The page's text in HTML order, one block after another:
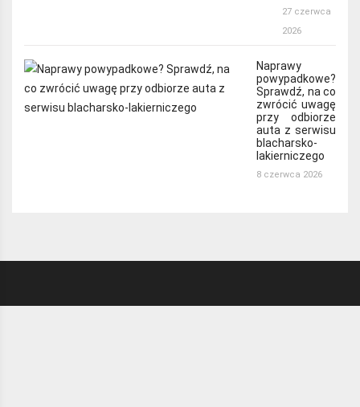
27 czerwca
2026
Naprawy
powypadkowe?
Sprawdź, na co
zwrócić uwagę
przy odbiorze
auta z serwisu
blacharsko-
lakierniczego
8 czerwca 2026